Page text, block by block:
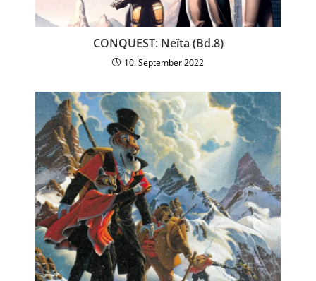
CONQUEST: Neïta (Bd.8)
10. September 2022